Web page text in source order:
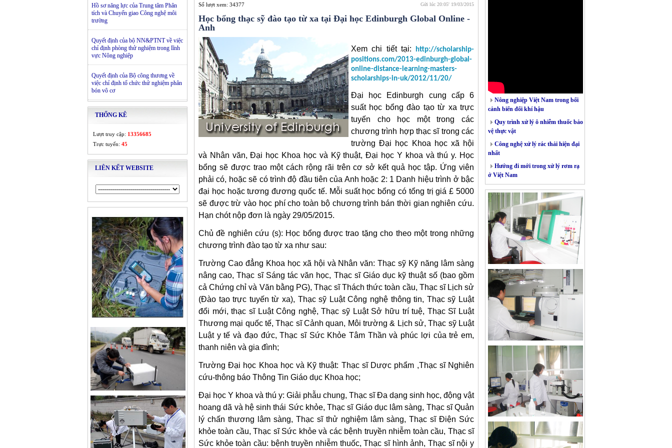
Hồ sơ năng lực của Trung tâm Phân
tích và Chuyển giao Công nghệ môi
trường
Quyết định của bộ NN&PTNT về việc
chỉ định phòng thử nghiệm trong lĩnh
vực Nông nghiệp
Quyết định của Bộ công thương về
việc chỉ định tổ chức thử nghiệm phân
bón vô cơ
THỐNG KÊ
Lượt truy cập: 13356685
Trực tuyến: 45
LIÊN KẾT WEBSITE
Số lượt xem: 34377 Gửi lúc 20:05' 19/03/2015
Học bổng thạc sỹ đào tạo từ xa tại Đại học Edinburgh Global Online -
Anh
Xem chi tiết tại:
http://scholarship-
positions.com/2013-edinburgh-global-
online-distance-learning-masters-
scholarships-in-uk/2012/11/20/
Đại học Edinburgh cung cấp 6
suất học bổng đào tạo từ xa trực
tuyến cho học một trong các
chương trình hợp thạc sĩ trong các
trường Đại học Khoa học xã hội
và Nhân văn, Đại học Khoa học và Kỹ thuật, Đại học Y khoa và thú y. Học
bổng sẽ được trao một cách rộng rãi trên cơ sở kết quả học tập. Ứng viên
phải có, hoặc sẽ có trình độ đầu tiên của Anh hoặc 2: 1 Danh hiệu trình ở bậc
đại học hoặc tương đương quốc tế. Mỗi suất học bổng có tổng trị giá £ 5000
sẽ được trừ vào học phí cho toàn bộ chương trình bán thời gian nghiên cứu.
Hạn chót nộp đơn là ngày 29/05/2015.
Chủ đề nghiên cứu (s): Học bổng được trao tặng cho theo một trong những
chương trình đào tạo từ xa như sau:
Trường Cao đẳng Khoa học xã hội và Nhân văn: Thạc sỹ Kỹ năng lâm sàng
nâng cao, Thạc sĩ Sáng tác văn học, Thạc sĩ Giáo dục kỹ thuật số (bao gồm
cả Chứng chỉ và Văn bằng PG), Thạc sĩ Thách thức toàn cầu, Thạc sĩ Lịch sử
(Đào tạo trực tuyến từ xa), Thạc sỹ Luật Công nghệ thông tin, Thạc sỹ Luật
đổi mới, thạc sĩ Luật Công nghệ, Thạc sỹ Luật Sở hữu trí tuệ, Thạc Sĩ Luật
Thương mại quốc tế, Thạc sĩ Cảnh quan, Môi trường & Lịch sử, Thạc sỹ Luật
Luật y tế và đạo đức, Thạc sĩ Sức Khỏe Tâm Thần và phúc lợi của trẻ em,
thanh niên và gia đình;
Trường Đại học Khoa học và Kỹ thuật: Thạc sĩ Dược phẩm ,Thạc sĩ Nghiên
cứu-thông báo Thông Tin Giáo dục Khoa học;
Đại học Y khoa và thú y: Giải phẫu chung, Thạc sĩ Đa dạng sinh học, động vật
hoang dã và hệ sinh thái Sức khỏe, Thạc sĩ Giáo dục lâm sàng, Thạc sĩ Quản
lý chấn thương lâm sàng, Thạc sĩ thử nghiệm lâm sàng, Thạc sĩ Điện Sức
khỏe toàn cầu, Thạc sĩ Sức khỏe và các bệnh truyền nhiễm toàn cầu, Thạc sĩ
Sức khỏe toàn cầu: bệnh truyền nhiễm thuốc, Thạc sĩ hình ảnh, Thạc sĩ nội y
Nông nghiệp Việt Nam trong bối
cảnh biến đổi khí hậu
Quy trình xử lý ô nhiễm thuốc bảo
vệ thực vật
Công nghệ xử lý rác thải hiện đại
nhất
Hướng đi mới trong xử lý rơm rạ
ở Việt Nam